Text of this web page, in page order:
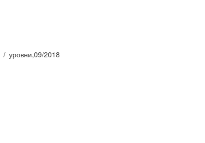
уровни,09/2018